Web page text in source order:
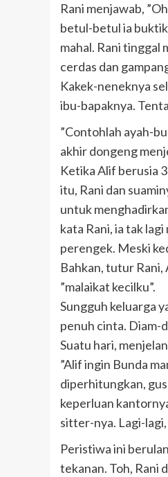
Rani menjawab,
betul-betul ia
mahal. Rani tinggal
cerdas dan
Kakek-neneknya
ibu-bapaknya.
”Contohlah ayah-
akhir dongeng
Ketika Alif berusia
itu, Rani dan
untuk
kata Rani, ia tak
perengek. Meski
Bahkan, tutur Rani,
”malaikat kecilku”.
Sungguh keluarga
penuh cinta. Diam-
Suatu hari,
”Alif ingin Bunda
diperhitungkan,
keperluan
sitter-nya. Lagi-
Peristiwa ini
tekanan. Toh, Rani